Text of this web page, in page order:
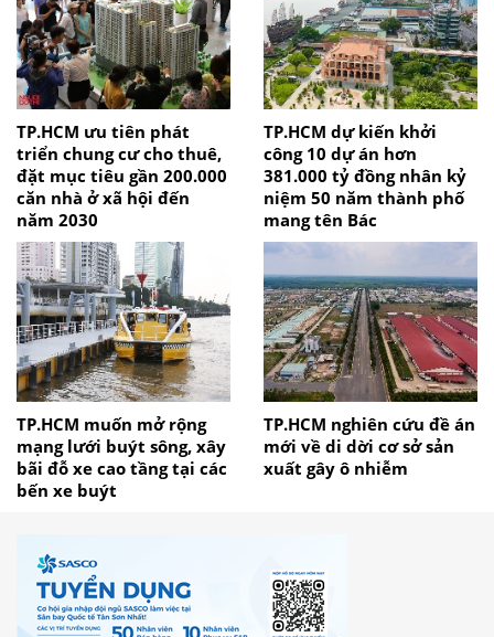
TP.HCM ưu tiên phát
triển chung cư cho thuê,
đặt mục tiêu gần 200.000
căn nhà ở xã hội đến
năm 2030
TP.HCM dự kiến khởi
công 10 dự án hơn
381.000 tỷ đồng nhân kỷ
niệm 50 năm thành phố
mang tên Bác
TP.HCM muốn mở rộng
mạng lưới buýt sông, xây
bãi đỗ xe cao tầng tại các
bến xe buýt
TP.HCM nghiên cứu đề án
mới về di dời cơ sở sản
xuất gây ô nhiễm